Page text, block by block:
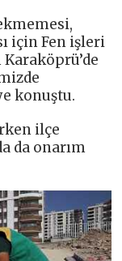
için Fen işleri
konuştu.
ilçe
da onarım